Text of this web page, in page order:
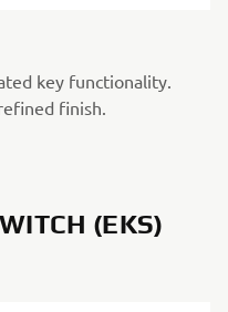
key functionality.
finish.
(EKS)